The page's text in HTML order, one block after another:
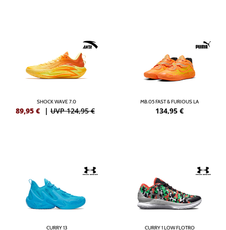
SHOCK WAVE 7.0
89,95 € | UVP 124,95 €
MB.05 FAST & FURIOUS LA
134,95 €
CURRY 13 CURRY 1 LOW FLOTRO